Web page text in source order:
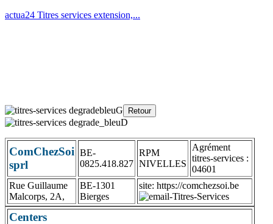
actua24 Titres services extension,...
ComChezSoi
sprl
BE-
0825.418.827
RPM
NIVELLES
Agrément
titres-services :
04601
Rue Guillaume
Malcorps, 2A,
BE-1301
Bierges
site: https://comchezsoi.be
Centers